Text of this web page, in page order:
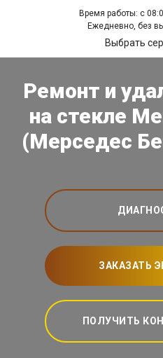
Время работы: с
Ежедневно, без
Выбрать
Ремонт и
на стекле
(Мерседес
ЗАКАЗАТЬ
ПОЛУЧИТЬ